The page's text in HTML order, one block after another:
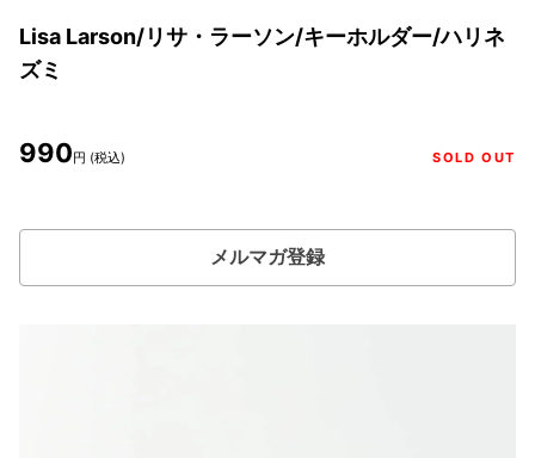
Lisa Larson/リサ・ラーソン/キーホルダー/ハリネ
ズミ
990円 (税込) SOLD OUT
メルマガ登録